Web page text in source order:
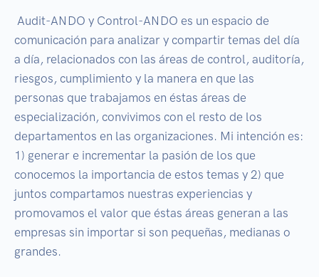
comunicación para analizar y compartir temas del día
a día, relacionados con las áreas de control, auditoría,
riesgos, cumplimiento y la manera en que las
personas que trabajamos en éstas áreas de
especialización, convivimos con el resto de los
departamentos en las organizaciones. Mi intención es:
1) generar e incrementar la pasión de los que
conocemos la importancia de estos temas y 2) que
juntos compartamos nuestras experiencias y
promovamos el valor que éstas áreas generan a las
empresas sin importar si son pequeñas, medianas o
grandes.